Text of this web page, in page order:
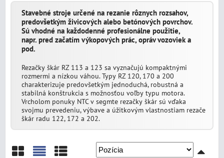
Stavebné stroje určené na rezanie rôznych rozsahov,
predovšetkým živicových alebo betónových povrchov.
Sú vhodné na každodenné profesionálne použitie,
napr. pred začatím výkopových prác, opráv vozoviek a
pod.
Rezačky škár RZ 113 a 123 sa vyznačujú kompaktnými
rozmermi a nízkou váhou. Typy RZ 120, 170 a 200
charakterizuje predovšetkým jednoduchá, robustná a
stabilná konštrukcia s možnosťou voľby typu motora.
Vrcholom ponuky NTC v segmte rezačky škár sú vďaka
svojmu prevedeniu, výbave a úžitkovým vlastnostiam rezače
škár radu 122, 172 a 202.